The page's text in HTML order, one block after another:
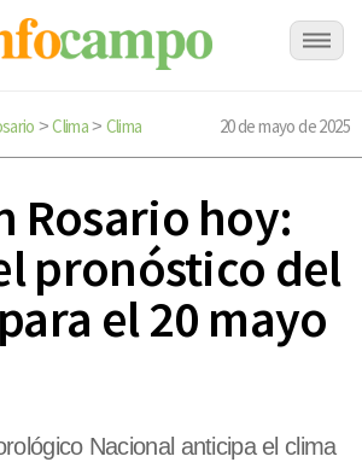
>Clima> Clima 20 de mayo de 2025
Rosario hoy:
pronóstico del
el 20 mayo
Nacional anticipa el clima